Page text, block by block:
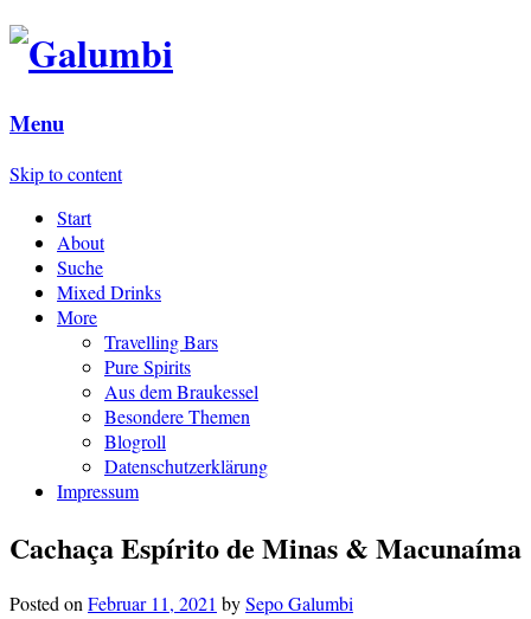
Menu
Skip to content
Start
About
Suche
Mixed Drinks
More
Travelling Bars
Pure Spirits
Aus dem Braukessel
Besondere Themen
Blogroll
Datenschutzerklärung
Impressum
Cachaça Espírito de Minas & Macunaíma
Posted onFebruar 11, 2021 bySepo Galumbi